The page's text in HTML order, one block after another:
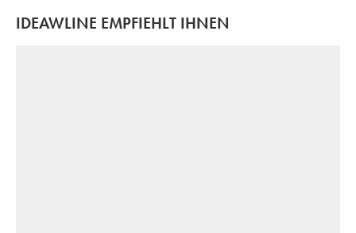
IDEAWLINE EMPFIEHLT IHNEN